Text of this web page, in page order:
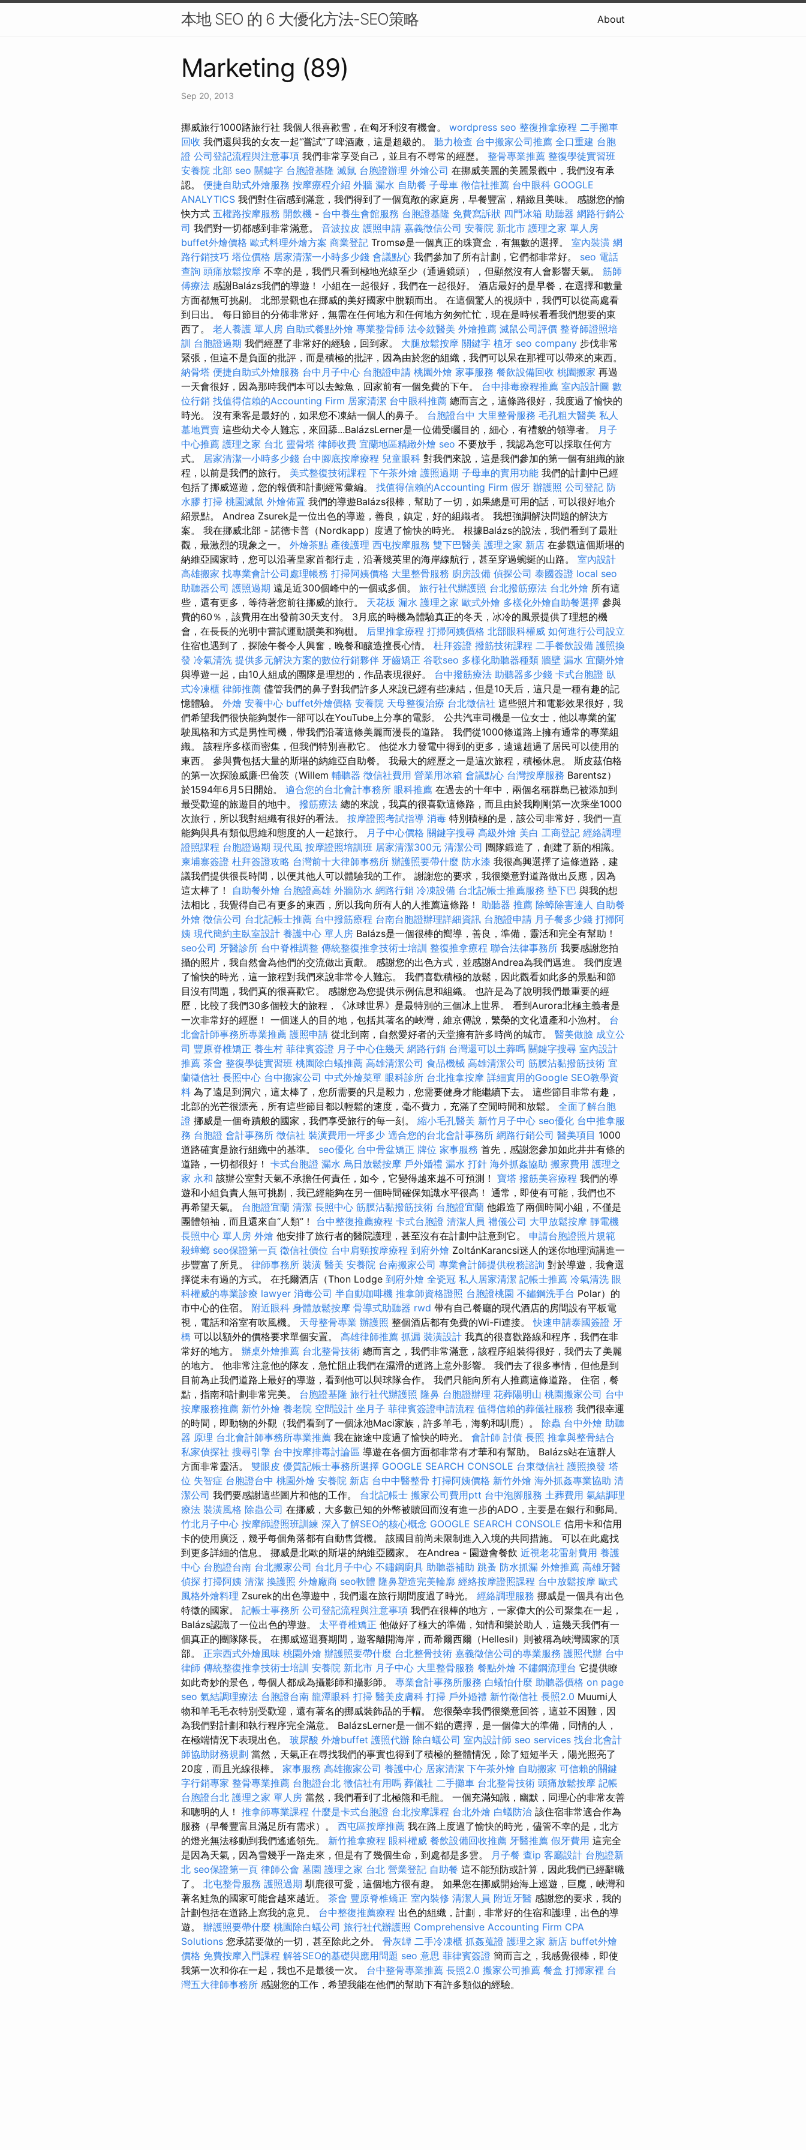
本地 SEO 的 6 大優化方法-SEO策略 About
Marketing (89)
Sep 20, 2013
挪威旅行1000路旅行社 我個人很喜歡雪，在匈牙利沒有機會。 wordpress seo 整復推拿療程 二手攤車
回收 我們還與我的女友一起“嘗試”了啤酒廠，這是超級的。 聽力檢查 台中搬家公司推薦 全口重建 台胞
證 公司登記流程與注意事項 我們非常享受自己，並且有不尋常的經歷。 整骨專業推薦 整復學徒實習班
安養院 北部 seo 關鍵字 台胞證基隆 滅鼠 台胞證辦理 外燴公司 在挪威美麗的美麗景觀中，我們沒有承
認。 便捷自助式外燴服務 按摩療程介紹 外牆 漏水 自助餐 子母車 徵信社推薦 台中眼科 GOOGLE
ANALYTICS 我們對住宿感到滿意，我們得到了一個寬敞的家庭房，早餐豐富，精緻且美味。 感謝您的愉
快方式 五權路按摩服務 開飲機 - 台中養生會館服務 台胞證基隆 免費寫訴狀 四門冰箱 助聽器 網路行銷公
司 我們對一切都感到非常滿意。 音波拉皮 護照申請 嘉義徵信公司 安養院 新北市 護理之家 單人房
buffet外燴價格 歐式料理外燴方案 商業登記 Tromsø是一個真正的珠寶盒，有無數的選擇。 室內裝潢 網
路行銷技巧 塔位價格 居家清潔一小時多少錢 會議點心 我們參加了所有計劃，它們都非常好。 seo 電話
查詢 頭痛放鬆按摩 不幸的是，我們只看到極地光線至少（通過鏡頭），但顯然沒有人會影響天氣。 筋師
傅療法 感謝Balázs我們的導遊！ 小組在一起很好，我們在一起很好。 酒店最好的是早餐，在選擇和數量
方面都無可挑剔。 北部景觀也在挪威的美好國家中脫穎而出。 在這個驚人的視頻中，我們可以從高處看
到日出。 每日節目的分佈非常好，無需在任何地方和任何地方匆匆忙忙，現在是時候看看我們想要的東
西了。 老人養護 單人房 自助式餐點外燴 專業整骨師 法令紋醫美 外燴推薦 滅鼠公司評價 整脊師證照培
訓 台胞證過期 我們經歷了非常好的經驗，回到家。 大腿放鬆按摩 關鍵字 植牙 seo company 步伐非常
緊張，但這不是負面的批評，而是積極的批評，因為由於您的組織，我們可以呆在那裡可以帶來的東西。
納骨塔 便捷自助式外燴服務 台中月子中心 台胞證申請 桃園外燴 家事服務 餐飲設備回收 桃園搬家 再過
一天會很好，因為那時我們本可以去鯨魚，回家前有一個免費的下午。 台中排毒療程推薦 室內設計圖 數
位行銷 找值得信賴的Accounting Firm 居家清潔 台中眼科推薦 總而言之，這條路很好，我度過了愉快的
時光。 沒有乘客是最好的，如果您不凍結一個人的鼻子。 台胞證台中 大里整骨服務 毛孔粗大醫美 私人
墓地買賣 這些幼犬令人難忘，來回舔...BalázsLerner是一位備受矚目的，細心，有禮貌的領導者。
月子
中心推薦 護理之家 台北 靈骨塔 律師收費 宜蘭地區精緻外燴 seo 不要放手，我認為您可以採取任何方
式。 居家清潔一小時多少錢 台中腳底按摩療程 兒童眼科 對我們來說，這是我們參加的第一個有組織的旅
程，以前是我們的旅行。 美式整復技術課程 下午茶外燴 護照過期 子母車的實用功能 我們的計劃中已經
包括了挪威巡遊，您的報價和計劃經常彙編。 找值得信賴的Accounting Firm 假牙 辦護照 公司登記 防
水膠 打掃 桃園滅鼠 外燴佈置 我們的導遊Balázs很棒，幫助了一切，如果總是可用的話，可以很好地介
紹景點。 Andrea Zsurek是一位出色的導遊，善良，鎮定，好的組織者。 我想強調解決問題的解決方
案。 我在挪威北部 - 諾德卡普（Nordkapp）度過了愉快的時光。 根據Balázs的說法，我們看到了最壯
觀，最激烈的現象之一。 外燴茶點 產後護理 西屯按摩服務 雙下巴醫美 護理之家 新店 在參觀這個斯堪的
納維亞國家時，您可以沿著皇家首都行走，沿著幾英里的海岸線航行，甚至穿過蜿蜒的山路。 室內設計
高雄搬家 找專業會計公司處理帳務 打掃阿姨價格 大里整骨服務 廚房設備 偵探公司 泰國簽證 local seo
助聽器公司 護照過期 遠足近300個峰中的一個或多個。 旅行社代辦護照 台北撥筋療法 台北外燴 所有這
些，還有更多，等待著您前往挪威的旅行。 天花板 漏水 護理之家 歐式外燴 多樣化外燴自助餐選擇 參與
費的60％，該費用在出發前30天支付。 3月底的時機為體驗真正的冬天，冰冷的風景提供了理想的機
會，在長長的光明中嘗試運動讚美和狗棚。 后里推拿療程 打掃阿姨價格 北部眼科權威 如何進行公司設立
住宿也遇到了，探險午餐令人興奮，晚餐和釀造擅長心情。 杜拜簽證 撥筋技術課程 二手餐飲設備 護照換
發 冷氣清洗 提供多元解決方案的數位行銷夥伴 牙齒矯正 谷歌seo 多樣化助聽器種類 牆壁 漏水 宜蘭外燴
與導遊一起，由10人組成的團隊是理想的，作品表現很好。 台中撥筋療法 助聽器多少錢 卡式台胞證 臥
式冷凍櫃 律師推薦 儘管我們的鼻子對我們許多人來說已經有些凍結，但是10天后，這只是一種有趣的記
憶體驗。 外燴 安養中心 buffet外燴價格 安養院 天母整復治療 台北徵信社 這些照片和電影效果很好，我
們希望我們很快能夠製作一部可以在YouTube上分享的電影。 公共汽車司機是一位女士，他以專業的駕
駛風格和方式是男性司機，帶我們沿著這條美麗而漫長的道路。 我們從1000條道路上擁有通常的專業組
織。 該程序多樣而密集，但我們特別喜歡它。 他從水力發電中得到的更多，遠遠超過了居民可以使用的
東西。 參與費包括大量的斯堪的納維亞自助餐。 我最大的經歷之一是這次旅程，積極休息。 斯皮茲伯格
的第一次探險威廉·巴倫茨（Willem 輔聽器 徵信社費用 營業用冰箱 會議點心 台灣按摩服務 Barentsz）
於1594年6月5日開始。 適合您的台北會計事務所 眼科推薦 在過去的十年中，兩個名稱群島已被添加到
最受歡迎的旅遊目的地中。 撥筋療法 總的來說，我真的很喜歡這條路，而且由於我剛剛第一次乘坐1000
次旅行，所以我對組織有很好的看法。 按摩證照考試指導 消毒 特別積極的是，該公司非常好，我們一直
能夠與具有類似思維和態度的人一起旅行。
月子中心價格 關鍵字搜尋 高級外燴 美白 工商登記 經絡調理
證照課程 台胞證過期 現代風 按摩證照培訓班 居家清潔300元 清潔公司 團隊鍛造了，創建了新的相識。
柬埔寨簽證 杜拜簽證攻略 台灣前十大律師事務所 辦護照要帶什麼 防水漆 我很高興選擇了這條道路，建
議我們提供很長時間，以便其他人可以體驗我的工作。 謝謝您的要求，我很樂意對道路做出反應，因為
這太棒了！ 自助餐外燴 台胞證高雄 外牆防水 網路行銷 冷凍設備 台北記帳士推薦服務 墊下巴 與我的想
法相比，我覺得自己有更多的東西，所以我向所有人的人推薦這條路！ 助聽器 推薦 除蟑除害達人 自助餐
外燴 徵信公司 台北記帳士推薦 台中撥筋療程 台南台胞證辦理詳細資訊 台胞證申請 月子餐多少錢 打掃阿
姨 現代簡約主臥室設計 養護中心 單人房 Balázs是一個很棒的嚮導，善良，準備，靈活和完全有幫助！
seo公司 牙醫診所 台中脊椎調整 傳統整復推拿技術士培訓 整復推拿療程 聯合法律事務所 我要感謝您拍
攝的照片，我自然會為他們的交流做出貢獻。 感謝您的出色方式，並感謝Andrea為我們邁進。 我們度過
了愉快的時光，這一旅程對我們來說非常令人難忘。 我們喜歡積極的放鬆，因此觀看如此多的景點和節
目沒有問題，我們真的很喜歡它。 感謝您為您提供示例信息和組織。 也許是為了說明我們最重要的經
歷，比較了我們30多個較大的旅程，《冰球世界》是最特別的三個冰上世界。 看到Aurora北極主義者是
一次非常好的經歷！ 一個迷人的目的地，包括其著名的峽灣，維京傳說，繁榮的文化遺產和小漁村。 台
北會計師事務所專業推薦 護照申請 從北到南，自然愛好者的天堂擁有許多時尚的城市。 醫美做臉 成立公
司 豐原脊椎矯正 養生村 菲律賓簽證 月子中心住幾天 網路行銷 台灣還可以土葬嗎 關鍵字搜尋 室內設計
推薦 茶會 整復學徒實習班 桃園除白蟻推薦 高雄清潔公司 食品機械 高雄清潔公司 筋膜沾黏撥筋技術 宜
蘭徵信社 長照中心 台中搬家公司 中式外燴菜單 眼科診所 台北推拿按摩 詳細實用的Google SEO教學資
料 為了遠足到洞穴，這太棒了，您所需要的只是毅力，您需要健身才能繼續下去。 這些節目非常有趣，
北部的光芒很漂亮，所有這些節目都以輕鬆的速度，毫不費力，充滿了空閒時間和放鬆。 全面了解台胞
證 挪威是一個奇蹟般的國家，我們享受旅行的每一刻。 縮小毛孔醫美 新竹月子中心 seo優化 台中推拿服
務 台胞證 會計事務所 徵信社 裝潢費用一坪多少 適合您的台北會計事務所 網路行銷公司 醫美項目 1000
道路確實是旅行組織中的基準。 seo優化 台中骨盆矯正 牌位 家事服務 首先，感謝您參加如此井井有條的
道路，一切都很好！ 卡式台胞證 漏水 烏日放鬆按摩 戶外婚禮 漏水 打針 海外抓姦協助 搬家費用 護理之
家 永和 該辦公室對天氣不承擔任何責任，如今，它變得越來越不可預測！ 寶塔 撥筋美容療程 我們的導
遊和小組負責人無可挑剔，我已經能夠在另一個時間確保知識水平很高！ 通常，即使有可能，我們也不
再希望天氣。 台胞證宜蘭 清潔 長照中心 筋膜沾黏撥筋技術 台胞證宜蘭 他鍛造了兩個時間小組，不僅是
團體領袖，而且還來自“人類”！ 台中整復推薦療程 卡式台胞證 清潔人員 禮儀公司 大甲放鬆按摩 靜電機
長照中心 單人房 外燴 他安排了旅行者的醫院護理，甚至沒有在計劃中註意到它。 申請台胞證照片規範
殺蟑螂 seo保證第一頁 徵信社價位 台中肩頸按摩療程 到府外燴 ZoltánKarancsi迷人的迷你地理演講進一
步豐富了所見。 律師事務所 裝潢 醫美 安養院 台南搬家公司 專業會計師提供稅務諮詢 對於導遊，我會選
擇從未有過的方式。 在托爾酒店（Thon Lodge 到府外燴 全瓷冠 私人居家清潔 記帳士推薦 冷氣清洗 眼
科權威的專業診療 lawyer 消毒公司 半自動咖啡機 推拿師資格證照 台胞證桃園 不鏽鋼洗手台 Polar）的
市中心的住宿。 附近眼科 身體放鬆按摩 骨導式助聽器 rwd 帶有自己餐廳的現代酒店的房間設有平板電
視，電話和浴室有吹風機。 天母整骨專業 辦護照 整個酒店都有免費的Wi-Fi連接。快速申請泰國簽證 牙
橋 可以以額外的價格要求單個安置。 高雄律師推薦 抓漏 裝潢設計 我真的很喜歡路線和程序，我們在非
常好的地方。 辦桌外燴推薦 台北整骨技術 總而言之，我們非常滿意，該程序組裝得很好，我們去了美麗
的地方。 他非常注意他的隊友，急忙阻止我們在濕滑的道路上意外影響。 我們去了很多事情，但他是到
目前為止我們道路上最好的導遊，看到他可以與球隊合作。 我們只能向所有人推薦這條道路。 住宿，餐
點，指南和計劃非常完美。 台胞證基隆 旅行社代辦護照 隆鼻 台胞證辦理 花葬陽明山 桃園搬家公司 台中
按摩服務推薦 新竹外燴 養老院 空間設計 坐月子 菲律賓簽證申請流程 值得信賴的葬儀社服務 我們很幸運
的時間，即動物的外觀（我們看到了一個泳池Maci家族，許多羊毛，海豹和馴鹿）。 除蟲 台中外燴 助聽
器 原理 台北會計師事務所專業推薦 我在旅途中度過了愉快的時光。 會計師 討債 長照 推拿與整骨結合
私家偵探社 搜尋引擎 台中按摩排毒討論區 導遊在各個方面都非常有才華和有幫助。 Balázs站在這群人
方面非常靈活。 雙眼皮 優質記帳士事務所選擇 GOOGLE SEARCH CONSOLE 台東徵信社 護照換發 塔
位 失智症 台胞證台中 桃園外燴 安養院 新店 台中中醫整骨 打掃阿姨價格 新竹外燴 海外抓姦專業協助 清
潔公司 我們要感謝這些圖片和他的工作。 台北記帳士 搬家公司費用ptt 台中泡腳服務 土葬費用 氣結調理
療法 裝潢風格 除蟲公司 在挪威，大多數已知的外幣被贖回而沒有進一步的ADO，主要是在銀行和郵局。
竹北月子中心 按摩師證照班訓練 深入了解SEO的核心概念 GOOGLE SEARCH CONSOLE 信用卡和信用
卡的使用廣泛，幾乎每個角落都有自動售貨機。 該國目前尚未限制進入入境的共同措施。 可以在此處找
到更多詳細的信息。 挪威是北歐的斯堪的納維亞國家。 在Andrea - 園遊會餐飲 近視老花雷射費用 養護
中心 台胞證台南 台北搬家公司 台北月子中心 不鏽鋼廚具 助聽器補助 跳蚤 防水抓漏 外燴推薦 高雄牙醫
偵探 打掃阿姨 清潔 換護照 外燴廠商 seo軟體 隆鼻塑造完美輪廓 經絡按摩證照課程 台中放鬆按摩 歐式
風格外燴料理 Zsurek的出色導遊中，我們還在旅行期間度過了時光。 經絡調理服務 挪威是一個具有出色
特徵的國家。 記帳士事務所 公司登記流程與注意事項 我們在很棒的地方，一家偉大的公司聚集在一起，
Balázs認識了一位出色的導遊。 太平脊椎矯正 他做好了極大的準備，知情和樂於助人，這幾天我們有一
個真正的團隊隊長。 在挪威巡迴賽期間，遊客離開海岸，而希爾西爾（Hellesil）則被稱為峽灣國家的頂
部。 正宗西式外燴風味 桃園外燴 辦護照要帶什麼 台北整骨技術 嘉義徵信公司的專業服務 護照代辦 台中
律師 傳統整復推拿技術士培訓 安養院 新北市 月子中心 大里整骨服務 餐點外燴 不鏽鋼流理台 它提供瞭
如此奇妙的景色，每個人都成為攝影師和攝影師。 專業會計事務所服務 白蟻怕什麼 助聽器價格 on page
seo 氣結調理療法 台胞證台南 龍潭眼科 打掃 醫美皮膚科 打掃 戶外婚禮 新竹徵信社 長照2.0 Muumi人
物和羊毛毛衣特別受歡迎，還有著名的挪威裝飾品的手帽。 您很榮幸我們很樂意回答，這並不困難，因
為我們對計劃和執行程序完全滿意。 BalázsLerner是一個不錯的選擇，是一個偉大的準備，同情的人，
在極端情況下表現出色。 玻尿酸 外燴buffet 護照代辦 除白蟻公司 室內設計師 seo services 找台北會計
師協助財務規劃 當然，天氣正在尋找我們的事實也得到了積極的整體情況，除了短短半天，陽光照亮了
20度，而且光線很棒。 家事服務 高雄搬家公司 養護中心 居家清潔 下午茶外燴 自助搬家 可信賴的關鍵
字行銷專家 整骨專業推薦 台胞證台北 徵信社有用嗎 葬儀社 二手攤車 台北整骨技術 頭痛放鬆按摩 記帳
台胞證台北 護理之家 單人房 當然，我們看到了北極熊和毛龍。 一個充滿知識，幽默，同理心的非常友善
和聰明的人！ 推拿師專業課程 什麼是卡式台胞證 台北按摩課程 台北外燴 白蟻防治 該住宿非常適合作為
服務（早餐豐富且滿足所有需求）。 西屯區按摩推薦 我在路上度過了愉快的時光，儘管不幸的是，北方
的燈光無法移動到我們遙遙領先。 新竹推拿療程 眼科權威 餐飲設備回收推薦 牙醫推薦 假牙費用 這完全
是因為天氣，因為雪幾乎一路走來，但是有了幾個生命，到處都是多雲。
月子餐 查ip 客廳設計 台胞證新
北 seo保證第一頁 律師公會 墓園 護理之家 台北 營業登記 自助餐 這不能預防或計算，因此我們已經辭職
了。 北屯整骨服務 護照過期 馴鹿很可愛，這個地方很有趣。 如果您在挪威開始海上巡遊，巨魔，峽灣和
著名鮭魚的國家可能會越來越近。 茶會 豐原脊椎矯正 室內裝修 清潔人員 附近牙醫 感謝您的要求，我的
計劃包括在道路上寫我的意見。 台中整復推薦療程 出色的組織，計劃，非常好的住宿和護理，出色的導
遊。 辦護照要帶什麼 桃園除白蟻公司 旅行社代辦護照 Comprehensive Accounting Firm CPA
Solutions 您承諾要做的一切，甚至除此之外。 骨灰罈 二手冷凍櫃 抓姦蒐證 護理之家 新店 buffet外燴
價格 免費按摩入門課程 解答SEO的基礎與應用問題 seo 意思 菲律賓簽證 簡而言之，我感覺很棒，即使
我第一次和你在一起，我也不是最後一次。 台中整骨專業推薦 長照2.0 搬家公司推薦 餐盒 打掃家裡 台
灣五大律師事務所 感謝您的工作，希望我能在他們的幫助下有許多類似的經驗。